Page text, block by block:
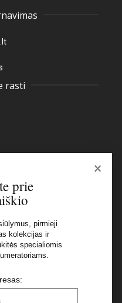
rasti
Politikos
×
prie
pirmieji
kolekcijas ir
specialiomis